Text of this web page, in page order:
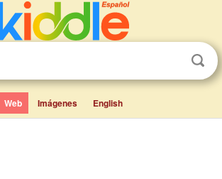
Web Imágenes English